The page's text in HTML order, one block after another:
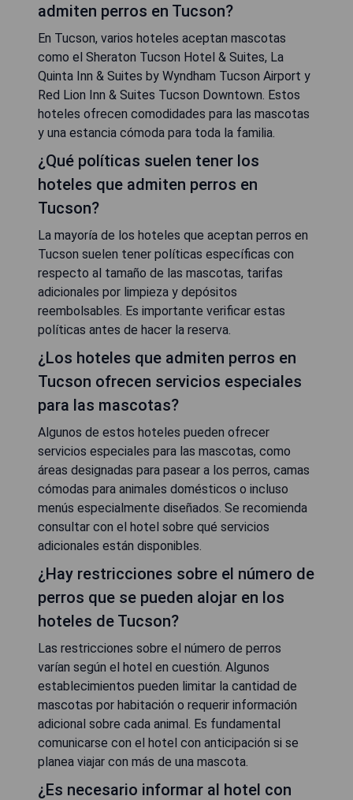
admiten perros en Tucson?
En Tucson, varios hoteles aceptan mascotas
como el Sheraton Tucson Hotel & Suites, La
Quinta Inn & Suites by Wyndham Tucson Airport y
Red Lion Inn & Suites Tucson Downtown. Estos
hoteles ofrecen comodidades para las mascotas
y una estancia cómoda para toda la familia.
¿Qué políticas suelen tener los
hoteles que admiten perros en
Tucson?
La mayoría de los hoteles que aceptan perros en
Tucson suelen tener políticas específicas con
respecto al tamaño de las mascotas, tarifas
adicionales por limpieza y depósitos
reembolsables. Es importante verificar estas
políticas antes de hacer la reserva.
¿Los hoteles que admiten perros en
Tucson ofrecen servicios especiales
para las mascotas?
Algunos de estos hoteles pueden ofrecer
servicios especiales para las mascotas, como
áreas designadas para pasear a los perros, camas
cómodas para animales domésticos o incluso
menús especialmente diseñados. Se recomienda
consultar con el hotel sobre qué servicios
adicionales están disponibles.
¿Hay restricciones sobre el número de
perros que se pueden alojar en los
hoteles de Tucson?
Las restricciones sobre el número de perros
varían según el hotel en cuestión. Algunos
establecimientos pueden limitar la cantidad de
mascotas por habitación o requerir información
adicional sobre cada animal. Es fundamental
comunicarse con el hotel con anticipación si se
planea viajar con más de una mascota.
¿Es necesario informar al hotel con